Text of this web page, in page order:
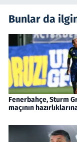
Bunlar da
Fenerbahçe, Sturm
maçının